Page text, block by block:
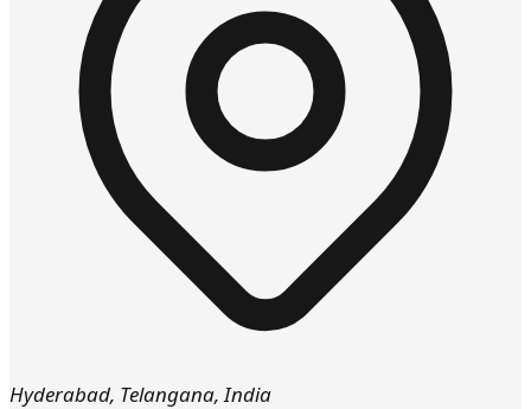
Hyderabad, Telangana,India